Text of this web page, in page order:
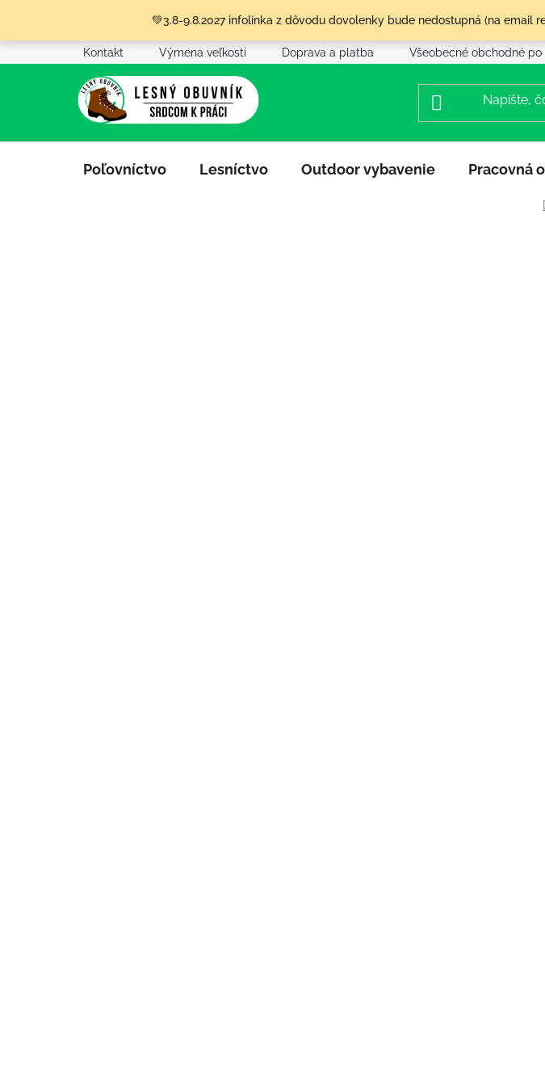
obsah
💚3.8-9.8.2027 infolinka z dôvodu dovolenky bude nedostupná (na email
Kontakt Výmena veľkosti Doprava a platba Všeobecné obchodné
Poľovníctvo Lesníctvo Outdoor vybavenie Pracovná